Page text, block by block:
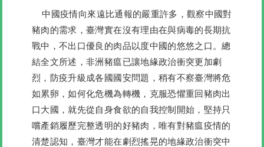
中國疫情向來遠比通報的嚴重許多，觀察中國對
豬肉的需求，臺灣實在沒有理由在與病毒的長期抗
戰中，不出口優良的肉品以度中國的悠悠之口。總
結全文所述，非洲豬瘟已讓地緣政治衝突更加劇
烈，防疫升級成各國國安問題，稍有不察臺灣將危
如累卵，如何化危機為轉機，克服恐懼重回豬肉出
口大國，就先從自身食欲的自我控制開始，堅持只
嚐產銷履歷完整透明的好豬肉，唯有對豬瘟疫情的
清楚認知，臺灣才能在劇烈搖晃的地緣政治衝突中